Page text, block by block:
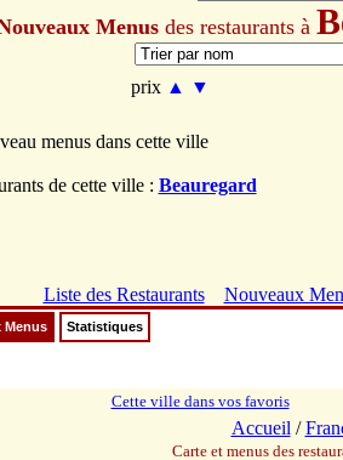
Menus des restaurants à
prix ▲ ▼
menus dans cette ville
de cette ville : Beauregard
Liste des Restaurants Nouveaux
Menus Statistiques
Cette ville dans vos favoris
Accueil /
Carte et menus des